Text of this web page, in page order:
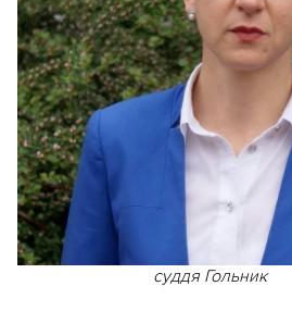
суддя Гольник